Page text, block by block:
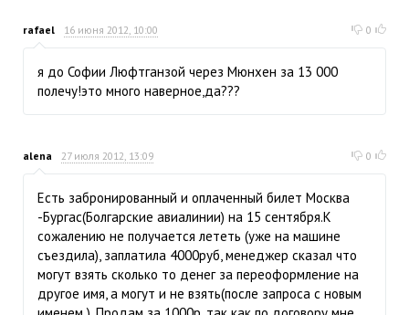
rafael 16 июня 2012, 10:00 0
я до Софии Люфтганзой через Мюнхен за 13 000
полечу!это много наверное,да???
alena 27 июля 2012, 13:09 0
Есть забронированный и оплаченный билет Москва
-Бургас(Болгарские авиалинии) на 15 сентября.К
сожалению не получается лететь (уже на машине
съездила), заплатила 4000руб, менеджер сказал что
могут взять сколько то денег за переоформление на
другое имя, а могут и не взять(после запроса с новым